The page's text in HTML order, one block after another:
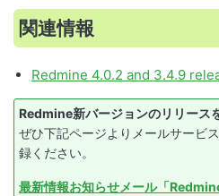
関連情報
Redmine 4.0.2 and 3.4.9
Redmine新バージョンのリリース
ぜひ下記ページよりメールサービ
録ください。
最新情報お知らせメール「